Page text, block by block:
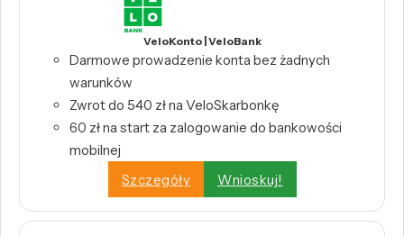
VeloKonto | VeloBank
Darmowe prowadzenie konta bez żadnych
warunków
Zwrot do 540 zł na VeloSkarbonkę
60 zł na start za zalogowanie do bankowości
mobilnej
Szczegóły
Wnioskuj!